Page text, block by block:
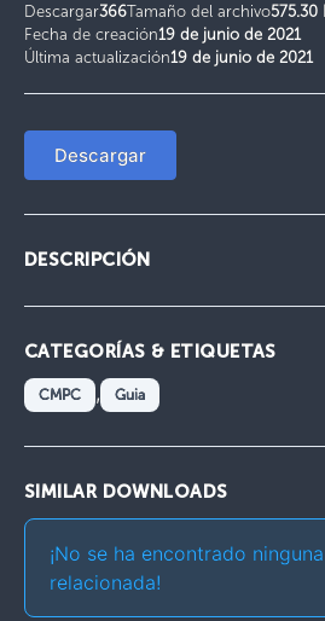
Descargar366Tamaño del archivo575.30
Fecha de creación19 de junio de 2021
Última actualización19 de junio de 2021
Descargar
DESCRIPCIÓN
CATEGORÍAS & ETIQUETAS
CMPC , Guia
SIMILAR DOWNLOADS
¡No se ha encontrado
relacionada!